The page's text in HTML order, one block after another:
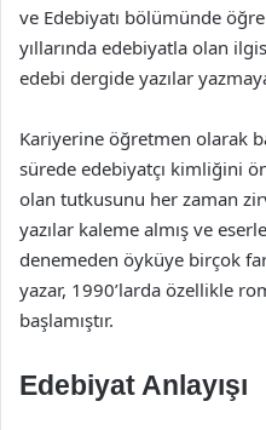
ve Edebiyatı bölümünde
yıllarında edebiyatla olan
edebi dergide yazılar
Kariyerine öğretmen olarak
sürede edebiyatçı kimliğini
olan tutkusunu her zaman
yazılar kaleme almış ve
denemeden öyküye birçok
yazar, 1990’larda özellikle
başlamıştır.
Edebiyat Anlayışı